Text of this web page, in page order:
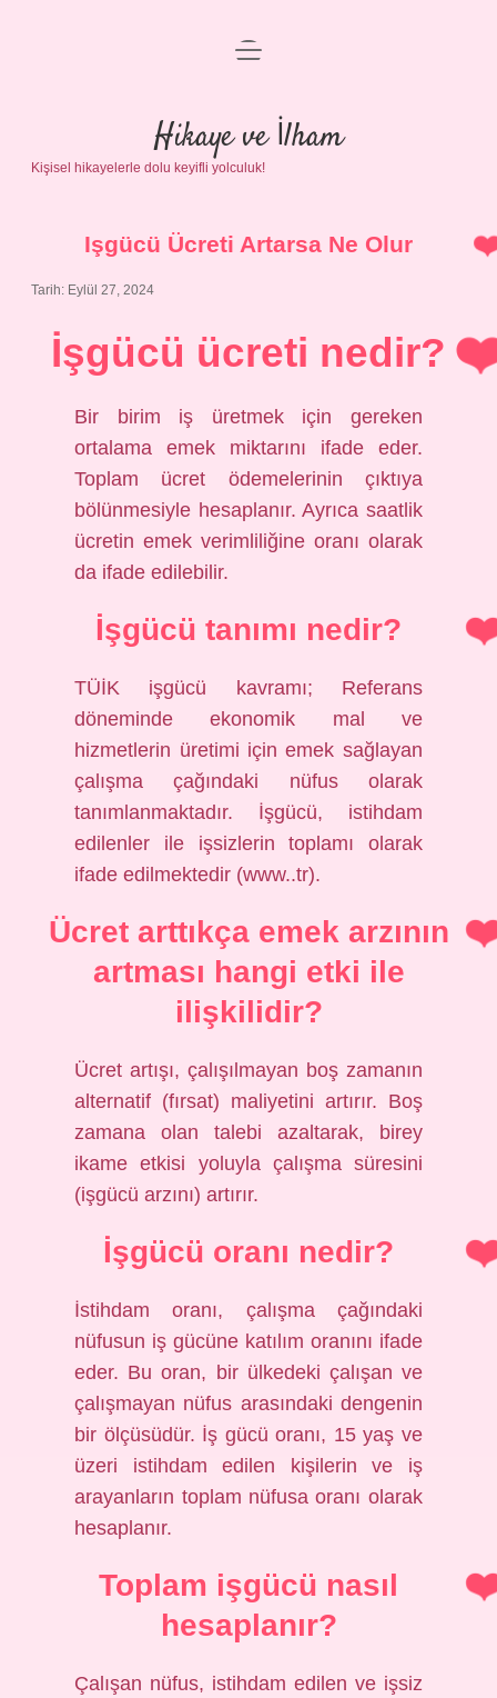
Anasayfa
Gizlilik Politikası
Yasal Uyarı
menüyü
Hikaye ve İlham
Kişisel hikayelerle dolu keyifli yolculuk!
Işgücü Ücreti Artarsa Ne Olur
Tarih: Eylül 27, 2024
İşgücü ücreti nedir?
Bir birim iş üretmek için gereken
ortalama emek miktarını ifade eder.
Toplam ücret ödemelerinin çıktıya
bölünmesiyle hesaplanır. Ayrıca saatlik
ücretin emek verimliliğine oranı olarak
da ifade edilebilir.
İşgücü tanımı nedir?
TÜİK işgücü kavramı; Referans
döneminde ekonomik mal ve
hizmetlerin üretimi için emek sağlayan
çalışma çağındaki nüfus olarak
tanımlanmaktadır. İşgücü, istihdam
edilenler ile işsizlerin toplamı olarak
ifade edilmektedir (www..tr).
Ücret arttıkça emek arzının
artması hangi etki ile
ilişkilidir?
Ücret artışı, çalışılmayan boş zamanın
alternatif (fırsat) maliyetini artırır. Boş
zamana olan talebi azaltarak, birey
ikame etkisi yoluyla çalışma süresini
(işgücü arzını) artırır.
İşgücü oranı nedir?
İstihdam oranı, çalışma çağındaki
nüfusun iş gücüne katılım oranını ifade
eder. Bu oran, bir ülkedeki çalışan ve
çalışmayan nüfus arasındaki dengenin
bir ölçüsüdür. İş gücü oranı, 15 yaş ve
üzeri istihdam edilen kişilerin ve iş
arayanların toplam nüfusa oranı olarak
hesaplanır.
Toplam işgücü nasıl
hesaplanır?
Çalışan nüfus, istihdam edilen ve işsiz